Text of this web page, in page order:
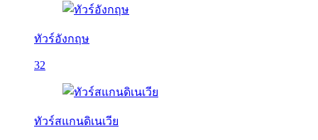
ทัวร์อังกฤษ
32
ทัวร์สแกนดิเนเวีย